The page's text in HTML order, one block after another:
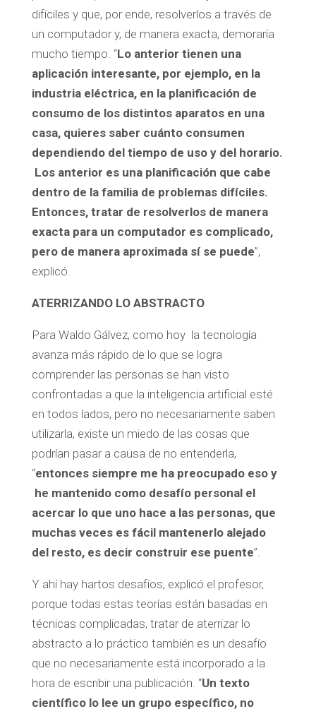
difíciles y que, por ende, resolverlos a través de
un computador y, de manera exacta, demoraría
mucho tiempo. “Lo anterior tienen una
aplicación interesante, por ejemplo, en la
industria eléctrica, en la planificación de
consumo de los distintos aparatos en una
casa, quieres saber cuánto consumen
dependiendo del tiempo de uso y del horario.
Los anterior es una planificación que cabe
dentro de la familia de problemas difíciles.
Entonces, tratar de resolverlos de manera
exacta para un computador es complicado,
pero de manera aproximada sí se puede”,
explicó.
ATERRIZANDO LO ABSTRACTO
Para Waldo Gálvez, como hoy la tecnología
avanza más rápido de lo que se logra
comprender las personas se han visto
confrontadas a que la inteligencia artificial esté
en todos lados, pero no necesariamente saben
utilizarla, existe un miedo de las cosas que
podrían pasar a causa de no entenderla,
“entonces siempre me ha preocupado eso y
he mantenido como desafío personal el
acercar lo que uno hace a las personas, que
muchas veces es fácil mantenerlo alejado
del resto, es decir construir ese puente”.
Y ahí hay hartos desafíos, explicó el profesor,
porque todas estas teorías están basadas en
técnicas complicadas, tratar de aterrizar lo
abstracto a lo práctico también es un desafío
que no necesariamente está incorporado a la
hora de escribir una publicación. “Un texto
científico lo lee un grupo específico, no